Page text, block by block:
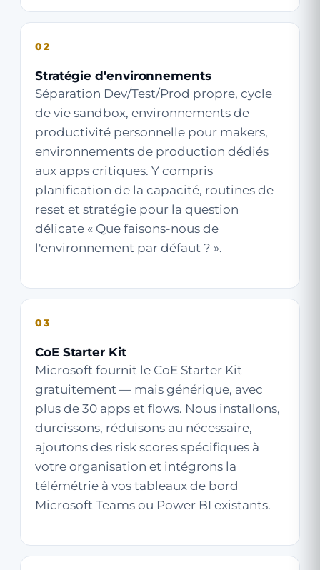
02
Stratégie d'environnements
Séparation Dev/Test/Prod propre, cycle
de vie sandbox, environnements de
productivité personnelle pour makers,
environnements de production dédiés
aux apps critiques. Y compris
planification de la capacité, routines de
reset et stratégie pour la question
délicate « Que faisons-nous de
l'environnement par défaut ? ».
03
CoE Starter Kit
Microsoft fournit le CoE Starter Kit
gratuitement — mais générique, avec
plus de 30 apps et flows. Nous installons,
durcissons, réduisons au nécessaire,
ajoutons des risk scores spécifiques à
votre organisation et intégrons la
télémétrie à vos tableaux de bord
Microsoft Teams ou Power BI existants.